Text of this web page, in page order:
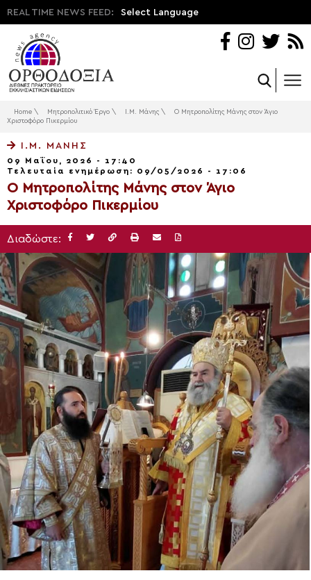
REAL TIME NEWS FEED: Select Language
Home \ Μητροπολιτικό Έργο \ Ι.Μ. Μάνης \
Ο Μητροπολίτης Μάνης στον Άγιο
Χριστοφόρο Πικερμίου
Ι.Μ. ΜΆΝΗΣ
09 Μαΐου, 2026 - 17:40
Τελευταία ενημέρωση: 09/05/2026 - 17:06
Ο Μητροπολίτης Μάνης στον Άγιο
Χριστοφόρο Πικερμίου
Διαδώστε: